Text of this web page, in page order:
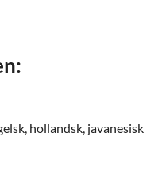
hollandsk, javanesisk